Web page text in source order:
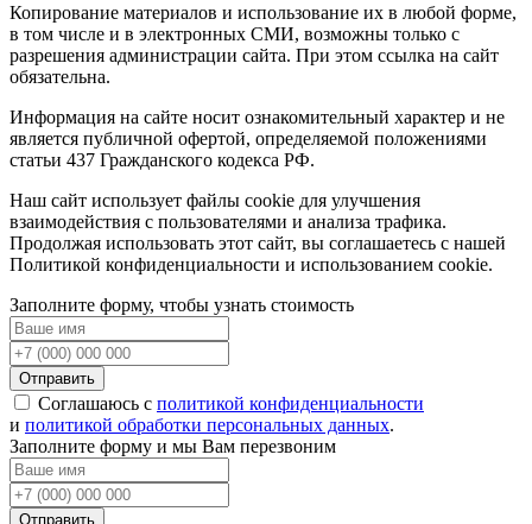
Копирование материалов и использование их в любой форме,
в том числе и в электронных СМИ, возможны только c
разрешения администрации сайта. При этом ссылка на сайт
обязательна.
Информация на сайте носит ознакомительный характер и не
является публичной офертой, определяемой положениями
статьи 437 Гражданского кодекса РФ.
Наш сайт использует файлы cookie для улучшения
взаимодействия с пользователями и анализа трафика.
Продолжая использовать этот сайт, вы соглашаетесь с нашей
Политикой конфиденциальности и использованием cookie.
Заполните форму, чтобы узнать стоимость
Отправить
Соглашаюсь с политикой конфиденциальности
и политикой обработки персональных данных.
Заполните форму и мы Вам перезвоним
Отправить